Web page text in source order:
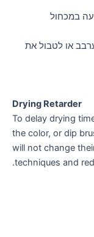
במכחול
או לטבול את
Drying Retarder
To delay drying
the color, or dip
will not change
techniques and